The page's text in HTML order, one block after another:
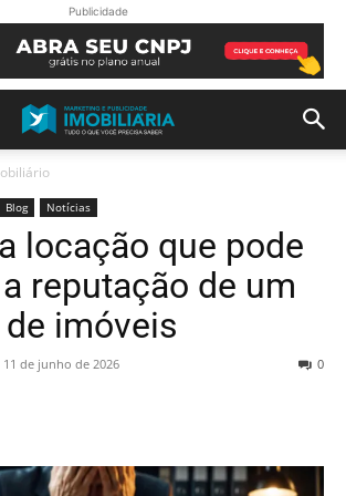
Publicidade
Blog Notícias
locação que pode
reputação de um
imóveis
11 de junho de 2026 0